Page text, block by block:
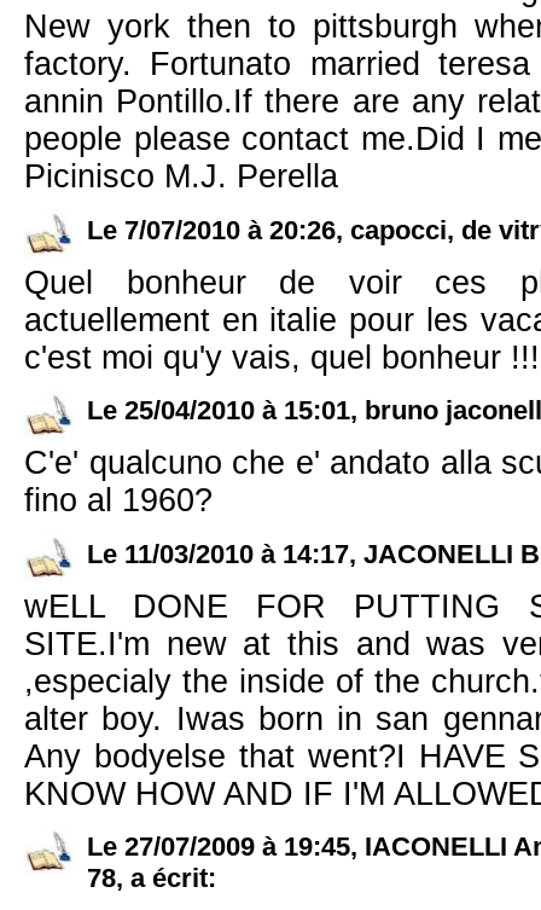
New york then to pittsburgh
factory. Fortunato married
annin Pontillo.If there are any
people please contact me.Did I
Picinisco M.J. Perella
Le 7/07/2010 à 20:26, capocci, de
Quel bonheur de voir ces
actuellement en italie pour les
c'est moi qu'y vais, quel bonheur !!!
Le 25/04/2010 à 15:01, bruno
C'e' qualcuno che e' andato alla
fino al 1960?
Le 11/03/2010 à 14:17, JACONELLI
wELL DONE FOR PUTTING
SITE.I'm new at this and was
,especialy the inside of the
alter boy. Iwas born in san
Any bodyelse that went?I HAVE
KNOW HOW AND IF I'M
Le 27/07/2009 à 19:45, IACONELLI
78, a écrit: